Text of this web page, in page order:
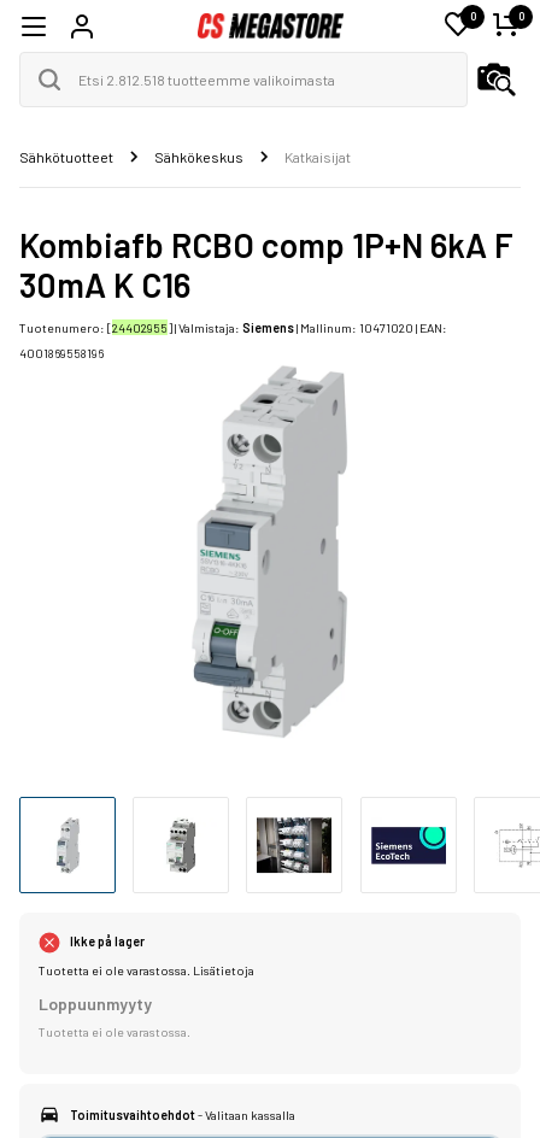
0 0
Sähkötuotteet Sähkökeskus Katkaisijat
Kombiafb RCBO comp 1P+N 6kA F
30mA K C16
Tuotenumero: [24402955] | Valmistaja: Siemens| Mallinum: 10471020 | EAN:
4001869558196
Ikke på lager
Tuotetta ei ole varastossa. Lisätietoja
Loppuunmyyty
Tuotetta ei ole varastossa.
Toimitusvaihtoehdot- Valitaan kassalla